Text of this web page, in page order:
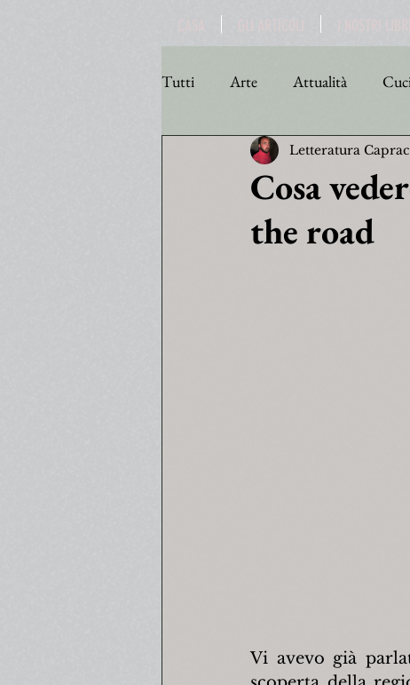
Tutti Arte Attualità
Personaggi Poesia
Cosa
the road
Letteratura
Vi avevo già